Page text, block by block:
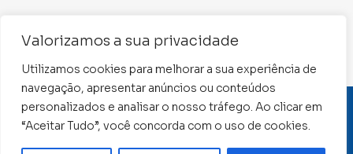
Valorizamos a sua privacidade
Utilizamos cookies para melhorar a sua experiência de
navegação, apresentar anúncios ou conteúdos
personalizados e analisar o nosso tráfego. Ao clicar em
“Aceitar Tudo”, você concorda com o uso de cookies.
Tel: (62) 3240-2230
CNPJ: 01.015.676/0001-11
Conselho Regional de Contabilidade de Goiás 2022 –
Todos os direitos reservados